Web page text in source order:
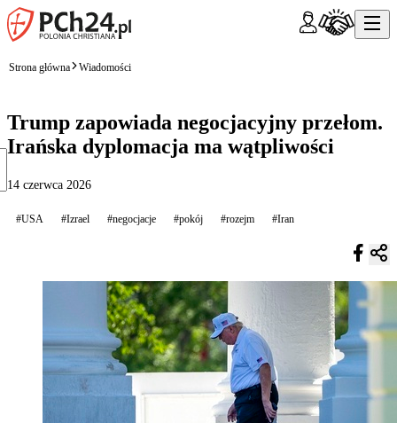
Strona główna Wiadomości
Trump zapowiada negocjacyjny przełom.
Irańska dyplomacja ma wątpliwości
14 czerwca 2026
#USA #Izrael #negocjacje #pokój #rozejm #Iran